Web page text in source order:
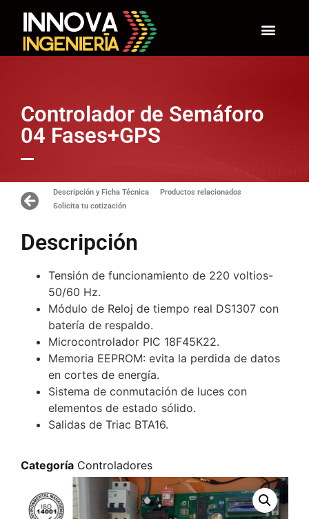
Controlador de Semáforo
04 Fases+GPS
Descripción y Ficha Técnica
Productos relacionados
Solicita tu cotización
Descripción
Tensión de funcionamiento de 220 voltios-
50/60 Hz.
Módulo de Reloj de tiempo real DS1307 con
batería de respaldo.
Microcontrolador PIC 18F45K22.
Memoria EEPROM: evita la perdida de datos
en cortes de energía.
Sistema de conmutación de luces con
elementos de estado sólido.
Salidas de Triac BTA16.
Categoría Controladores